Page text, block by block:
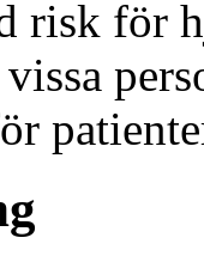
risk för